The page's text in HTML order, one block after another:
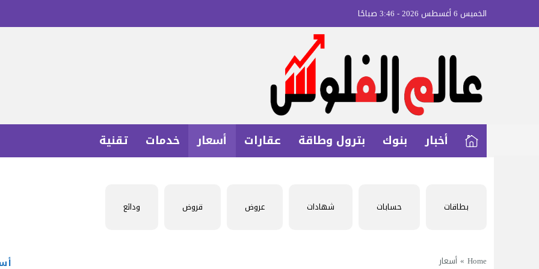
الخميس 6 أغسطس 2026 - 3:46 صباحًا
أخبار بنوك بترول وطاقة عقارات أسعار خدمات تقنية
بطاقات حسابات شهادات عروض قروض ودائع
Home
» أسعار